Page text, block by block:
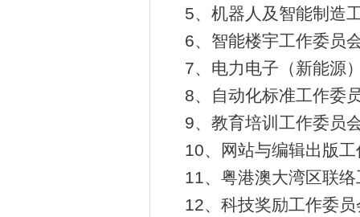
5、机器人及智能制造
6、智能楼宇工作委员
7、电力电子（新能源
8、自动化标准工作委
9、教育培训工作委员
10、网站与编辑出版
11、粤港澳大湾区联
12、科技奖励工作委